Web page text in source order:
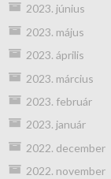
2023. június
2023. május
2023. április
2023. március
2023. február
2023. január
2022. december
2022. november